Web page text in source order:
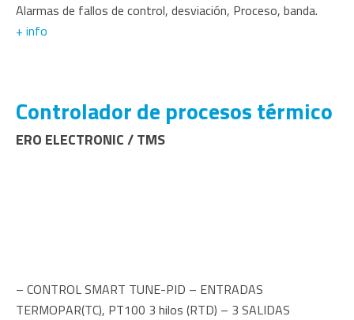
Alarmas de fallos de control, desviación, Proceso, banda.
+ info
Controlador de procesos térmico
ERO ELECTRONIC / TMS
– CONTROL SMART TUNE-PID – ENTRADAS
TERMOPAR(TC), PT100 3 hilos (RTD) – 3 SALIDAS